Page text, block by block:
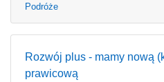
Podróże
Rozwój plus - mamy nową
prawicową